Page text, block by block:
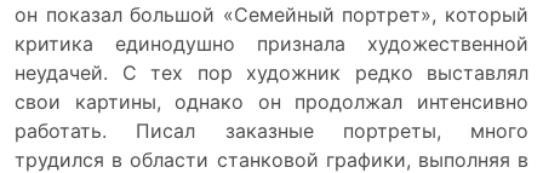
он показал большой «Семейный портрет», который
критика единодушно признала художественной
неудачей. С тех пор художник редко выставлял
свои картины, однако он продолжал интенсивно
работать. Писал заказные портреты, много
трудился в области станковой графики, выполняя в